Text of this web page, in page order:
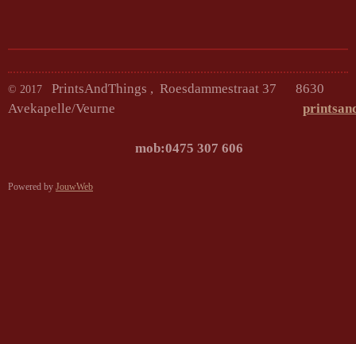
© 2017 PrintsAndThings , Roesdammestraat 37 8630
Avekapelle/Veurne
mob:0475
Powered by JouwWeb